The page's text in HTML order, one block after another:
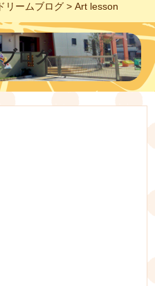
リームブログ > Art lesson
ログ